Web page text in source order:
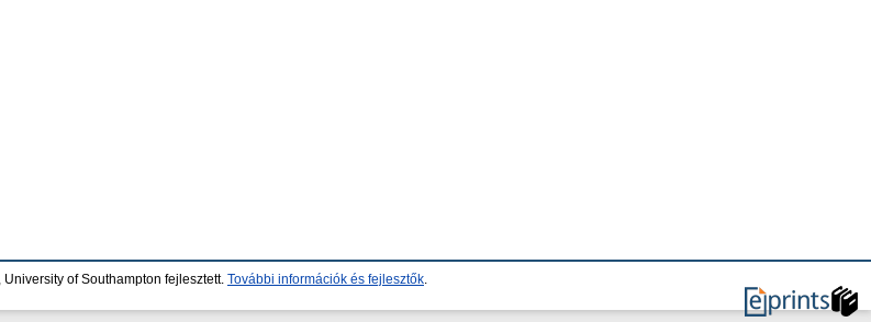
, University of Southampton fejlesztett. További információk és fejlesztők